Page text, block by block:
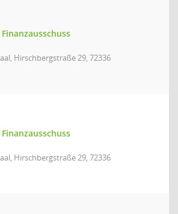
Hirschbergstraße 29, 72336
Hirschbergstraße 29, 72336